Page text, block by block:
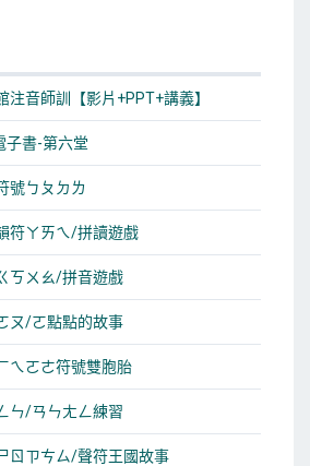
注音師訓【影片+PPT+講義】
子書-第六堂
號ㄅㄆㄉㄌ
符ㄚㄞㄟ/拼讀遊戲
ㄎㄨㄠ/拼音遊戲
ㄡ/ㄛ點點的故事
ㄟㄛㄜ符號雙胞胎
ㄣ/ㄢㄣㄤㄥ練習
ㄖㄗㄘㄙ/聲符王國故事